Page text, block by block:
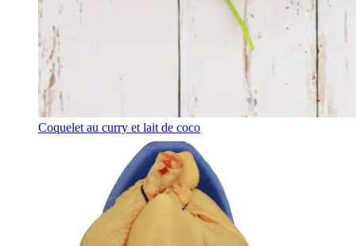
Coquelet au curry et lait de coco